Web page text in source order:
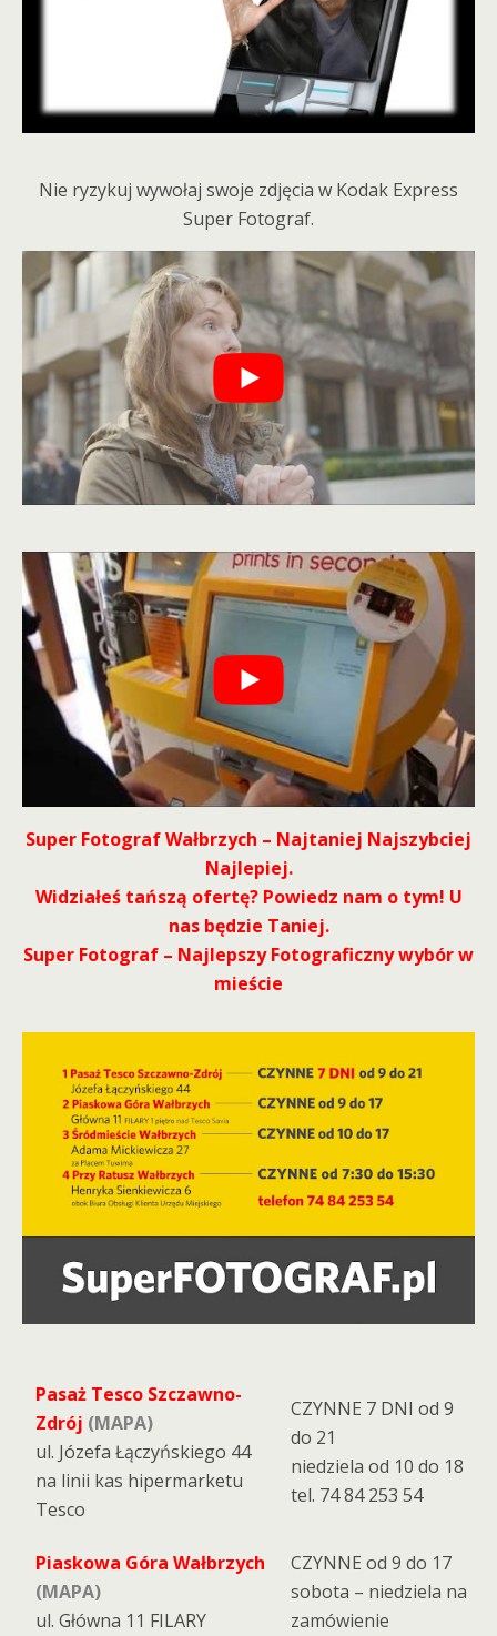
Nie ryzykuj wywołaj swoje zdjęcia w Kodak Express
Super Fotograf.
Super Fotograf Wałbrzych – Najtaniej Najszybciej
Najlepiej.
Widziałeś tańszą ofertę? Powiedz nam o tym! U
nas będzie Taniej.
Super Fotograf – Najlepszy Fotograficzny wybór w
mieście
Pasaż Tesco Szczawno-
Zdrój (MAPA)
ul. Józefa Łączyńskiego 44
na linii kas hipermarketu
Tesco
CZYNNE 7 DNI od 9
do 21
niedziela od 10 do 18
tel. 74 84 253 54
Piaskowa Góra Wałbrzych
(MAPA)
ul. Główna 11 FILARY
CZYNNE od 9 do 17
sobota – niedziela na
zamówienie